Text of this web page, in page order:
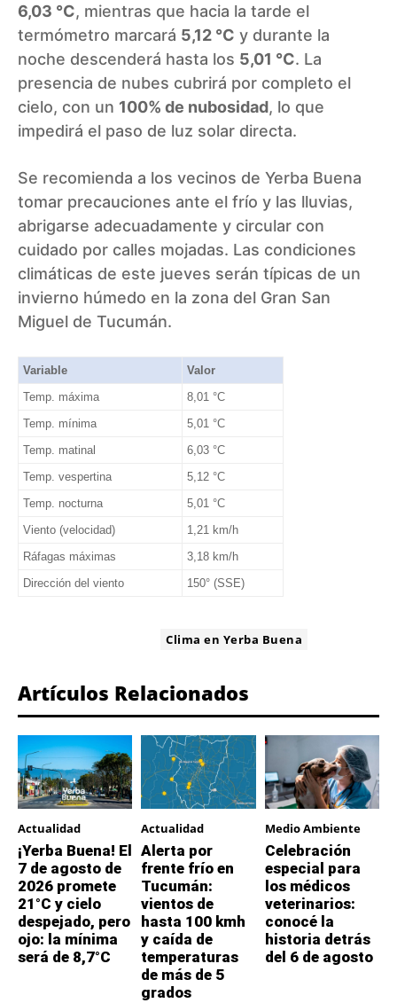
6,03 °C, mientras que hacia la tarde el
termómetro marcará 5,12 °C y durante la
noche descenderá hasta los 5,01 °C. La
presencia de nubes cubrirá por completo el
cielo, con un 100% de nubosidad, lo que
impedirá el paso de luz solar directa.
Se recomienda a los vecinos de Yerba Buena
tomar precauciones ante el frío y las lluvias,
abrigarse adecuadamente y circular con
cuidado por calles mojadas. Las condiciones
climáticas de este jueves serán típicas de un
invierno húmedo en la zona del Gran San
Miguel de Tucumán.
Variable
Valor
Temp. máxima
8,01 °C
Temp. mínima
5,01 °C
Temp. matinal
6,03 °C
Temp. vespertina
5,12 °C
Temp. nocturna
5,01 °C
Viento (velocidad)
1,21 km/h
Ráfagas máximas
3,18 km/h
Dirección del viento
150° (SSE)
Clima en Yerba Buena
Artículos Relacionados
Actualidad
¡Yerba Buena! El
7 de agosto de
2026 promete
21°C y cielo
despejado, pero
ojo: la mínima
será de 8,7°C
Actualidad
Alerta por
frente frío en
Tucumán:
vientos de
hasta 100 kmh
y caída de
temperaturas
de más de 5
grados
Medio Ambiente
Celebración
especial para
los médicos
veterinarios:
conocé la
historia detrás
del 6 de agosto